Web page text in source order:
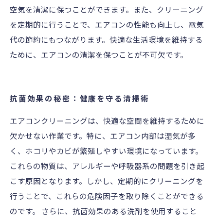
空気を清潔に保つことができます。また、クリーニング
を定期的に行うことで、エアコンの性能も向上し、電気
代の節約にもつながります。快適な生活環境を維持する
ために、エアコンの清潔を保つことが不可欠です。
抗菌効果の秘密：健康を守る清掃術
エアコンクリーニングは、快適な空間を維持するために
欠かせない作業です。特に、エアコン内部は湿気が多
く、ホコリやカビが繁殖しやすい環境になっています。
これらの物質は、アレルギーや呼吸器系の問題を引き起
こす原因となります。しかし、定期的にクリーニングを
行うことで、これらの危険因子を取り除くことができる
のです。 さらに、抗菌効果のある洗剤を使用すること